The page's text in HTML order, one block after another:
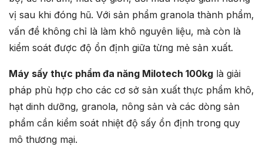
vị sau khi đóng hũ. Với sản phẩm granola thành phẩm,
vấn đề không chỉ là làm khô nguyên liệu, mà còn là
kiểm soát được độ ổn định giữa từng mẻ sản xuất.
Máy sấy thực phẩm đa năng Milotech 100kg là giải
pháp phù hợp cho các cơ sở sản xuất thực phẩm khô,
hạt dinh dưỡng, granola, nông sản và các dòng sản
phẩm cần kiểm soát nhiệt độ sấy ổn định trong quy
mô thương mại.